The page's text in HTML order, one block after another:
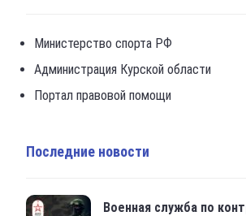
Министерство спорта РФ
Администрация Курской области
Портал правовой помощи
Последние новости
Военная служба по